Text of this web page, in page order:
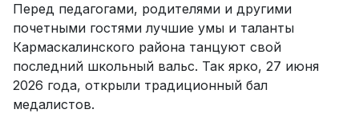
Перед педагогами, родителями и другими
почетными гостями лучшие умы и таланты
Кармаскалинского района танцуют свой
последний школьный вальс. Так ярко, 27 июня
2026 года, открыли традиционный бал
медалистов.